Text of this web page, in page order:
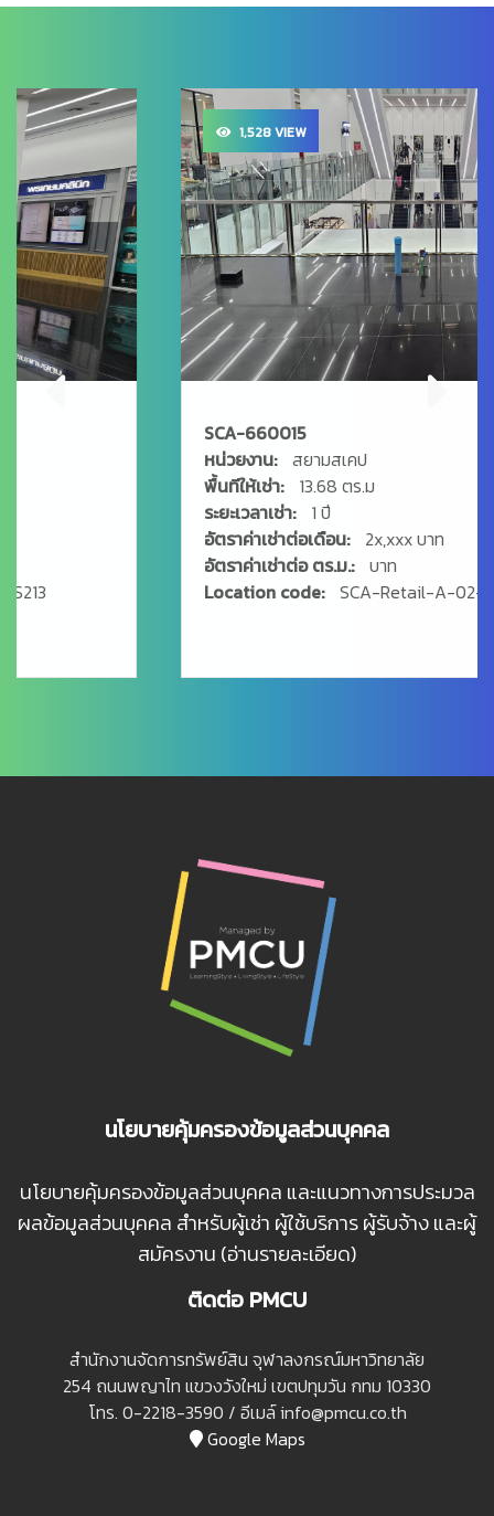
1,528 VIEW
สยามสเคป
13.68 ตร.ม
2x,xxx บาท
บาท
SCA-Retail-A-02-OS214
นโยบายคุ้มครองข้อมูลส่วนบุคคล
นโยบายคุ้มครองข้อมูลส่วนบุคคล และแนวทางการประมวล
ผลข้อมูลส่วนบุคคล สำหรับผู้เช่า ผู้ใช้บริการ ผู้รับจ้าง และผู้
สมัครงาน (อ่านรายละเอียด)
ติดต่อ PMCU
สํานักงานจัดการทรัพย์สิน จุฬาลงกรณ์มหาวิทยาลัย
254 ถนนพญาไท แขวงวังใหม่ เขตปทุมวัน กทม 10330
โทร. 0-2218-3590 / อีเมล์ info@pmcu.co.th
Google Maps